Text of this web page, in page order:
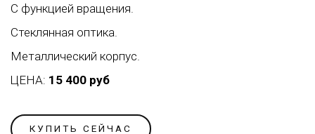
С функцией вращения.
Стеклянная оптика.
Металлический корпус.
ЦЕНА: 15 400 руб
КУПИТЬ СЕЙЧАС